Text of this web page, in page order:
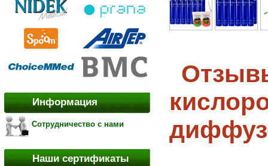
Информация
Сотрудничество с нами
Наши сертификаты